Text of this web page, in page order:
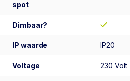
spot
Dimbaar?
IP waarde IP20
Voltage 230 Volt